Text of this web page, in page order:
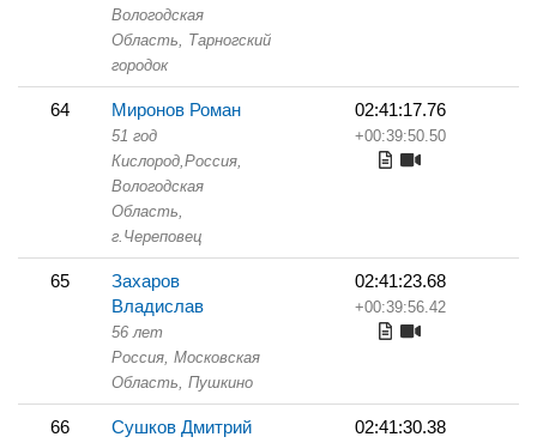
Вологодская
Область, Тарногский
городок
64 Миронов Роман
51 год
Кислород,Россия,
Вологодская
Область,
г.Череповец
02:41:17.76
+00:39:50.50
65
Захаров
Владислав
56 лет
Россия, Московская
Область, Пушкино
02:41:23.68
+00:39:56.42
66 Сушков Дмитрий 02:41:30.38